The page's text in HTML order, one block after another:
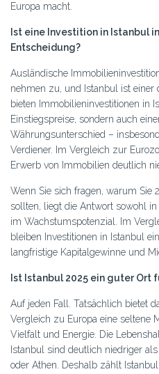
Europa macht.
Ist eine Investition in Istanbul
Entscheidung?
Ausländische
nehmen zu, und Istanbul ist einer
bieten Immobilieninvestitionen in
Einstiegspreise, sondern auch
Währungsunterschied –
Verdiener. Im Vergleich zur
Erwerb von Immobilien deutlich
Wenn Sie sich fragen, warum Sie
sollten, liegt die Antwort sowohl
im Wachstumspotenzial. Im
bleiben Investitionen in Istanbul
langfristige Kapitalgewinne und
Ist Istanbul 2025 ein guter Ort
Auf jeden Fall. Tatsächlich bietet
Vergleich zu Europa eine seltene
Vielfalt und Energie. Die
Istanbul sind deutlich niedriger
oder Athen. Deshalb zählt